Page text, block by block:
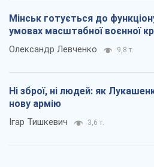
Мінськ готується до
умовах масштабної воєнної
Олександр Левченко 9,8 т.
Ні зброї, ні людей: як
нову армію
Ігар Тишкевич 3,6 т.